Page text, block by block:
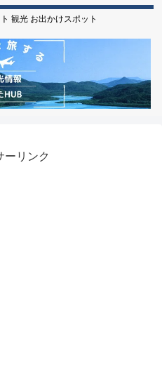
観光 お出かけスポット
ーリンク